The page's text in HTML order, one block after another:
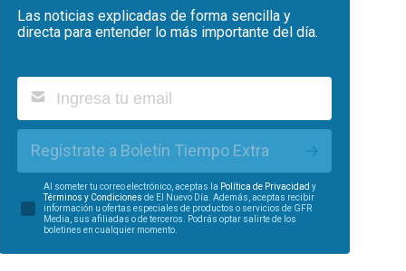
Las noticias explicadas de forma sencilla y
directa para entender lo más importante del día.
Regístrate a Boletín Tiempo Extra
Al someter tu correo electrónico, aceptas la Política de Privacidad y
Términos y Condiciones de El Nuevo Día. Además, aceptas recibir
información u ofertas especiales de productos o servicios de GFR
Media, sus afiliadas o de terceros. Podrás optar salirte de los
boletines en cualquier momento.